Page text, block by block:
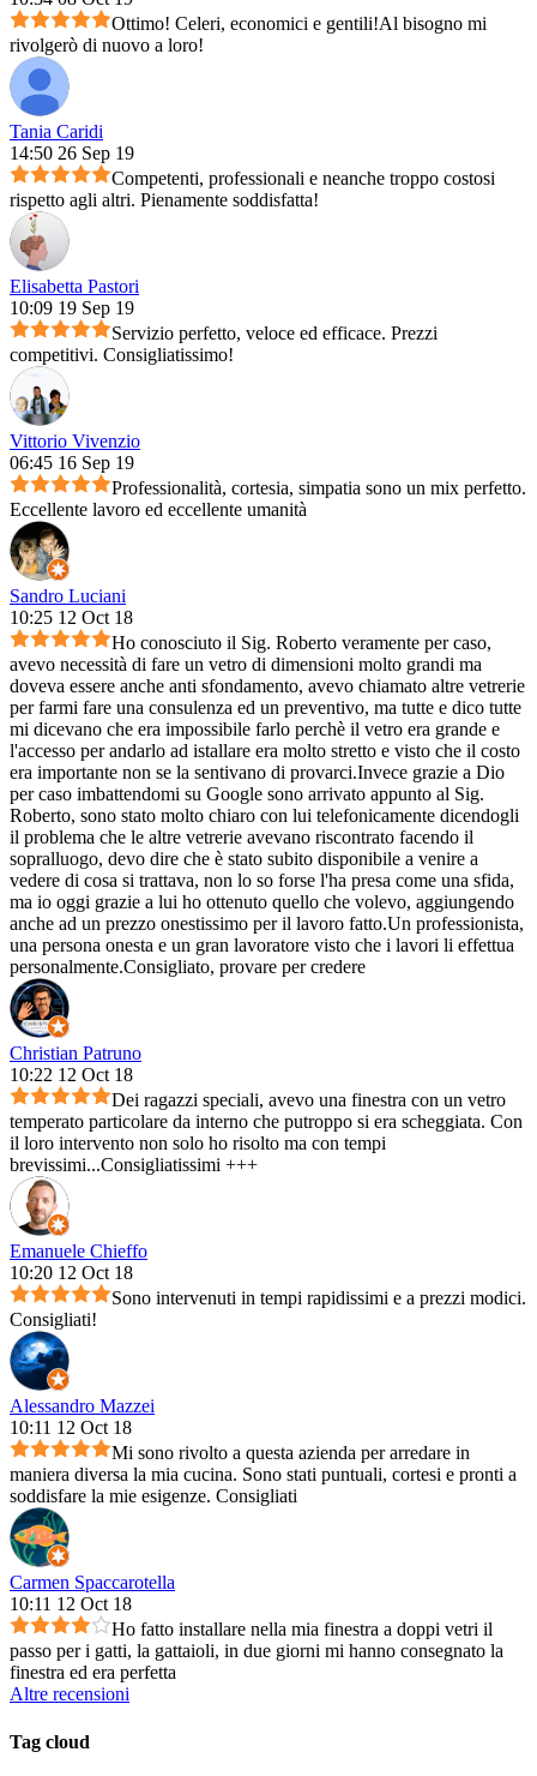
Ottimo! Celeri, economici e gentili!Al bisogno mi
rivolgerò di nuovo a loro!
Tania Caridi
14:50 26 Sep 19
Competenti, professionali e neanche troppo costosi
rispetto agli altri. Pienamente soddisfatta!
Elisabetta Pastori
10:09 19 Sep 19
Servizio perfetto, veloce ed efficace. Prezzi
competitivi. Consigliatissimo!
Vittorio Vivenzio
06:45 16 Sep 19
Professionalità, cortesia, simpatia sono un mix perfetto.
Eccellente lavoro ed eccellente umanità
Sandro Luciani
10:25 12 Oct 18
Ho conosciuto il Sig. Roberto veramente per caso,
avevo necessità di fare un vetro di dimensioni molto grandi ma
doveva essere anche anti sfondamento, avevo chiamato altre vetrerie
per farmi fare una consulenza ed un preventivo, ma tutte e dico tutte
mi dicevano che era impossibile farlo perchè il vetro era grande e
l'accesso per andarlo ad istallare era molto stretto e visto che il costo
era importante non se la sentivano di provarci.Invece grazie a Dio
per caso imbattendomi su Google sono arrivato appunto al Sig.
Roberto, sono stato molto chiaro con lui telefonicamente dicendogli
il problema che le altre vetrerie avevano riscontrato facendo il
sopralluogo, devo dire che è stato subito disponibile a venire a
vedere di cosa si trattava, non lo so forse l'ha presa come una sfida,
ma io oggi grazie a lui ho ottenuto quello che volevo, aggiungendo
anche ad un prezzo onestissimo per il lavoro fatto.Un professionista,
una persona onesta e un gran lavoratore visto che i lavori li effettua
personalmente.Consigliato, provare per credere
Christian Patruno
10:22 12 Oct 18
Dei ragazzi speciali, avevo una finestra con un vetro
temperato particolare da interno che putroppo si era scheggiata. Con
il loro intervento non solo ho risolto ma con tempi
brevissimi...Consigliatissimi +++
Emanuele Chieffo
10:20 12 Oct 18
Sono intervenuti in tempi rapidissimi e a prezzi modici.
Consigliati!
Alessandro Mazzei
10:11 12 Oct 18
Mi sono rivolto a questa azienda per arredare in
maniera diversa la mia cucina. Sono stati puntuali, cortesi e pronti a
soddisfare la mie esigenze. Consigliati
Carmen Spaccarotella
10:11 12 Oct 18
Ho fatto installare nella mia finestra a doppi vetri il
passo per i gatti, la gattaioli, in due giorni mi hanno consegnato la
finestra ed era perfetta
Altre recensioni
Tag cloud